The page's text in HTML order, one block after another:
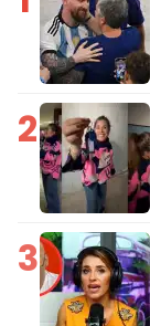
2
3